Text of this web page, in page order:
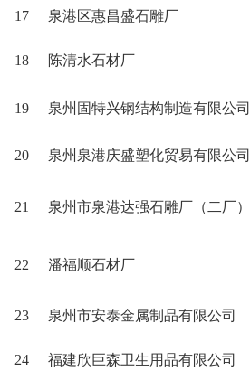
17 泉港区惠昌盛石雕厂
18 陈清水石材厂
19 泉州固特兴钢结构制造有限公司
20 泉州泉港庆盛塑化贸易有限公司
21 泉州市泉港达强石雕厂（二厂）
22 潘福顺石材厂
23 泉州市安泰金属制品有限公司
24 福建欣巨森卫生用品有限公司